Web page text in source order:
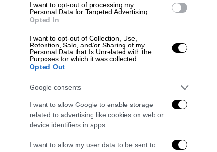
I want to opt-out of processing my
Personal Data for Targeted Advertising.
Opted In
I want to opt-out of Collection, Use,
Retention, Sale, and/or Sharing of my
Personal Data that Is Unrelated with the
Purposes for which it was collected.
Opted Out
Google consents
I want to allow Google to enable storage
related to advertising like cookies on web or
device identifiers in apps.
I want to allow my user data to be sent to
23.12.2024 12:00
Συγχώνευση «βόμβα» Honda και Nissan:
Θα είναι η τρίτη μεγαλύτερη
αυτοκινητοβιομηχανία του πλανήτη